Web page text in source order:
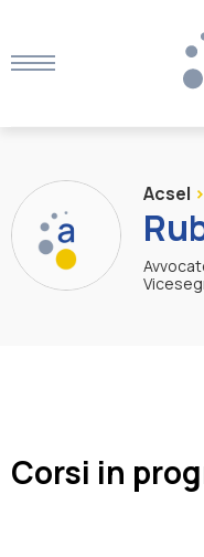
Acsel >
Corsi in